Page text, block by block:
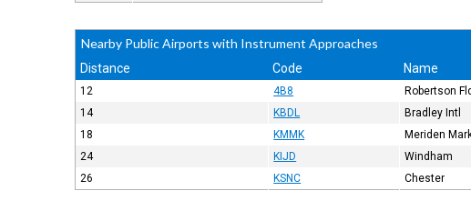
Nearby Public Airports with Instrument Approaches
Distance Code Name
12 4B8 Robertson Fld
14
KBDL Bradley Intl
18
KMMK Meriden
24
KIJD Windham
26
KSNC Chester